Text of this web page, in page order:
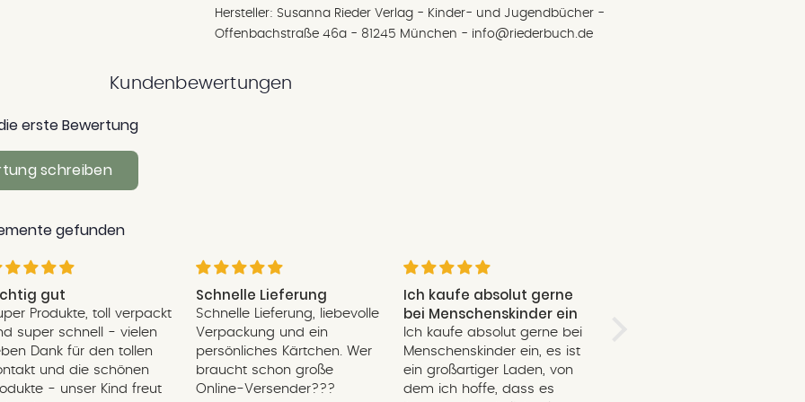
Hersteller: Susanna Rieder Verlag - Kinder- und Jugendbücher -
Offenbachstraße 46a - 81245 München - info@riederbuch.de
Kundenbewertungen
erste Bewertung
schreiben
gefunden
gut
Produkte, toll verpackt
super schnell - vielen
Dank für den tollen
und die schönen
- unser Kind freut
Schnelle Lieferung
Schnelle Lieferung, liebevolle
Verpackung und ein
persönliches Kärtchen. Wer
braucht schon große
Online-Versender???
Ich kaufe absolut gerne
bei Menschenskinder ein
Ich kaufe absolut gerne bei
Menschenskinder ein, es ist
ein großartiger Laden, von
dem ich hoffe, dass es